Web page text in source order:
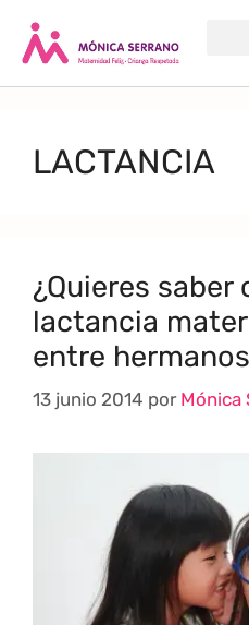
LACTANCIA
¿Quieres
lactancia
entre
13 junio 2014 por Mónica